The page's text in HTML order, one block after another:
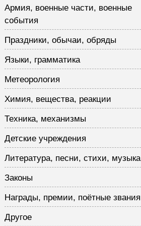
Армия, военные части, военные
события
Праздники, обычаи, обряды
Языки, грамматика
Метеорология
Химия, вещества, реакции
Техника, механизмы
Детские учреждения
Литература, песни, стихи, музыка
Законы
Награды, премии, поётные звания
Другое